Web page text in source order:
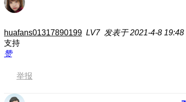
huafans01317890199 LV7 发表于 2021-4-8 19:48
支持
赞
举报